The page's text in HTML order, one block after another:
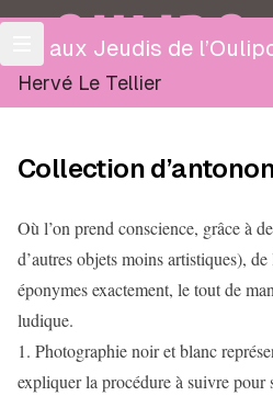
OULIPO
Lu aux Jeudis de
Hervé Le Tellier
Collection
Où l’on prend conscience, grâce à
d’autres objets moins artistiques),
éponymes exactement, le tout de
ludique.
1. Photographie noir et blanc
expliquer la procédure à suivre pour